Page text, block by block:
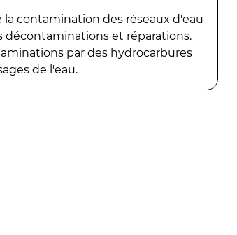
contamination des réseaux d'eau
et réparations.
par des hydrocarbures
de l'eau.